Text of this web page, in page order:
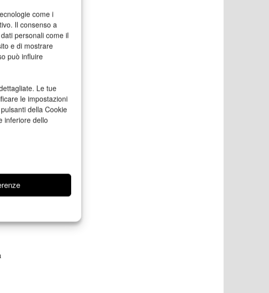
come i
Il consenso a
personali come il
e di mostrare
può influire
Le tue
le impostazioni
della Cookie
inferiore dello